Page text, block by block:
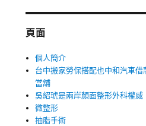
字:
頁面
個人簡介
台中搬家勞保搭配也中和汽車借
當舖
吳紹琥是兩岸顏面整形外科權威
微整形
抽脂手術